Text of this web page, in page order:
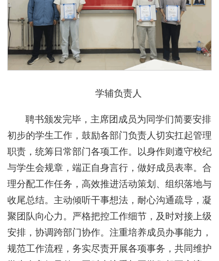
学辅负责人
聘书颁发完毕，主席团成员为同学们简要安排
初步的学生工作，鼓励各部门负责人切实扛起管理
职责，统筹日常部门各项工作。以身作则遵守校纪
与学生会规章，端正自身言行，做好成员表率。合
理分配工作任务，高效推进活动策划、组织落地与
收尾总结。主动倾听干事想法，耐心沟通疏导，凝
聚团队向心力。严格把控工作细节，及时对接上级
安排，协调跨部门协作。注重培养成员办事能力，
规范工作流程，务实尽责开展各项事务，共同维护